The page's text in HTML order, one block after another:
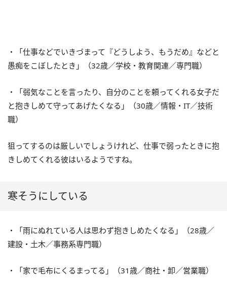
・「仕事などでいきづまって『どうしよう、もうだめ』などと
愚痴をこぼしたとき」（32歳／学校・教育関連／専門職）
・「弱気なことを言ったり、自分のことを頼ってくれる女子だ
と抱きしめて守ってあげたくなる」（30歳／情報・IT／技術
職）
狙ってするのは厳しいでしょうけれど、仕事で弱ったときに抱
きしめてくれる彼はいるようですね。
寒そうにしている
・「雨にぬれている人は思わず抱きしめたくなる」（28歳／
建設・土木／事務系専門職）
・「家で毛布にくるまってる」（31歳／商社・卸／営業職）